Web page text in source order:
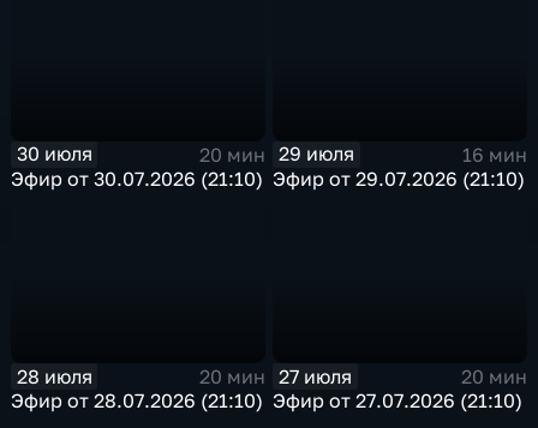
30 июля
20 мин
Эфир от 30.07.2026 (21:10)
29 июля
16 мин
Эфир от 29.07.2026 (21:10)
28 июля
20 мин
Эфир от 28.07.2026 (21:10)
27 июля
20 мин
Эфир от 27.07.2026 (21:10)